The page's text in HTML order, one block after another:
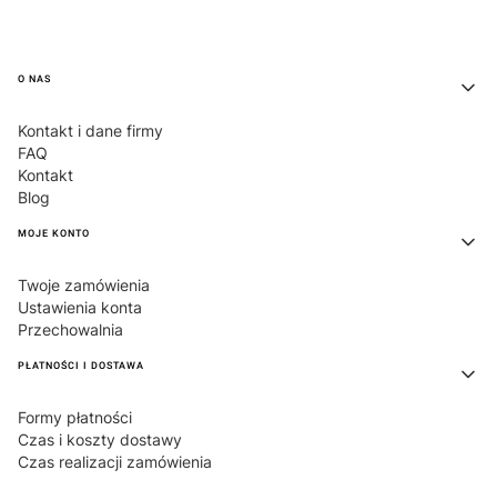
Linki w stopce
O NAS
Kontakt i dane firmy
FAQ
Kontakt
Blog
MOJE KONTO
Twoje zamówienia
Ustawienia konta
Przechowalnia
PŁATNOŚCI I DOSTAWA
Formy płatności
Czas i koszty dostawy
Czas realizacji zamówienia